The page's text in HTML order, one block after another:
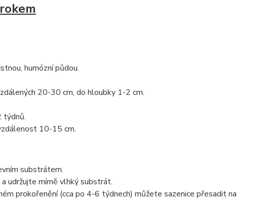
humózní půdou.
20-30 cm, do hloubky 1-2 cm.
týdnů.
10-15 cm.
substrátem.
udržujte mírně vlhký substrát.
prokořenění (cca po 4-6 týdnech) můžete sazenice přesadit na